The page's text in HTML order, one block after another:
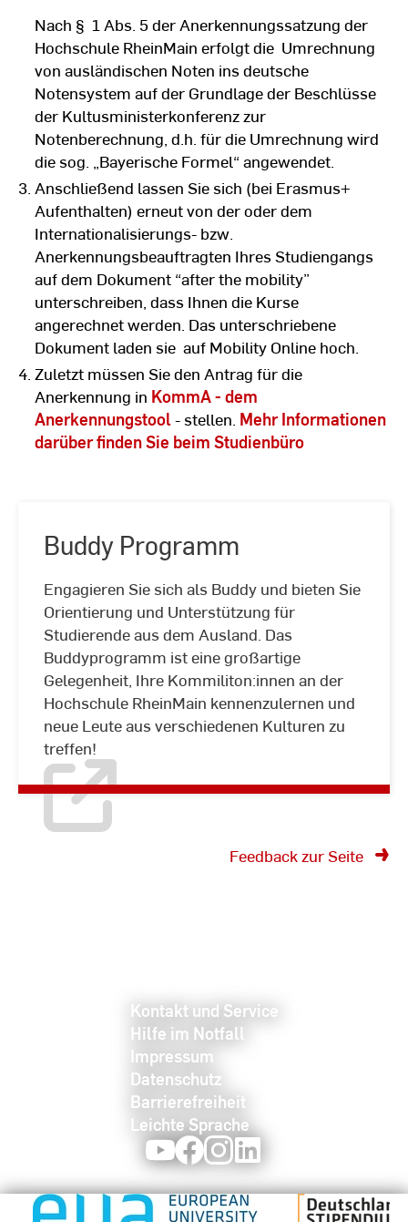
Nach § 1 Abs. 5 der Anerkennungssatzung der
Hochschule RheinMain erfolgt die Umrechnung
von ausländischen Noten ins deutsche
Notensystem auf der Grundlage der Beschlüsse
der Kultusministerkonferenz zur
Notenberechnung, d.h. für die Umrechnung wird
die sog. „Bayerische Formel“ angewendet.
Anschließend lassen Sie sich (bei Erasmus+
Aufenthalten) erneut von der oder dem
Internationalisierungs- bzw.
Anerkennungsbeauftragten Ihres Studiengangs
auf dem Dokument “after the mobility”
unterschreiben, dass Ihnen die Kurse
angerechnet werden. Das unterschriebene
Dokument laden sie auf Mobility Online hoch.
Zuletzt müssen Sie den Antrag für die
Anerkennung in KommA - dem
Anerkennungstool- stellen. Mehr Informationen
darüber finden Sie beim Studienbüro
Buddy Programm
Engagieren Sie sich als Buddy und bieten Sie
Orientierung und Unterstützung für
Studierende aus dem Ausland. Das
Buddyprogramm ist eine großartige
Gelegenheit, Ihre Kommiliton:innen an der
Hochschule RheinMain kennenzulernen und
neue Leute aus verschiedenen Kulturen zu
treffen!
Buddy
Programm
Feedback zur Seite
Kontakt und Service
Hilfe im Notfall
Impressum
Datenschutz
Barrierefreiheit
Leichte Sprache
YoutubeFacebookInstagram